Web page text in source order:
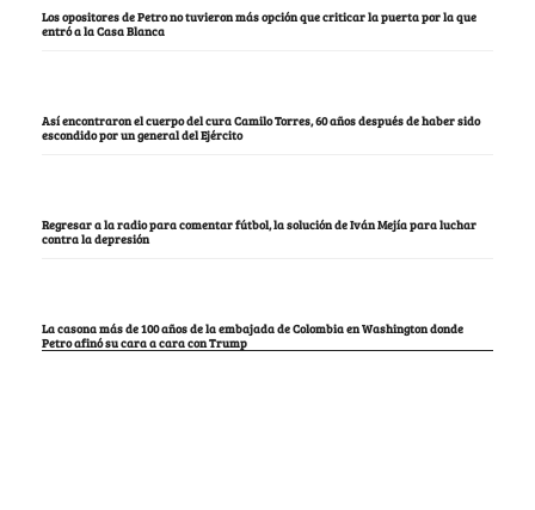
Los opositores de Petro no tuvieron más opción que criticar la puerta por la que
entró a la Casa Blanca
Así encontraron el cuerpo del cura Camilo Torres, 60 años después de haber sido
escondido por un general del Ejército
Regresar a la radio para comentar fútbol, la solución de Iván Mejía para luchar
contra la depresión
La casona más de 100 años de la embajada de Colombia en Washington donde
Petro afinó su cara a cara con Trump